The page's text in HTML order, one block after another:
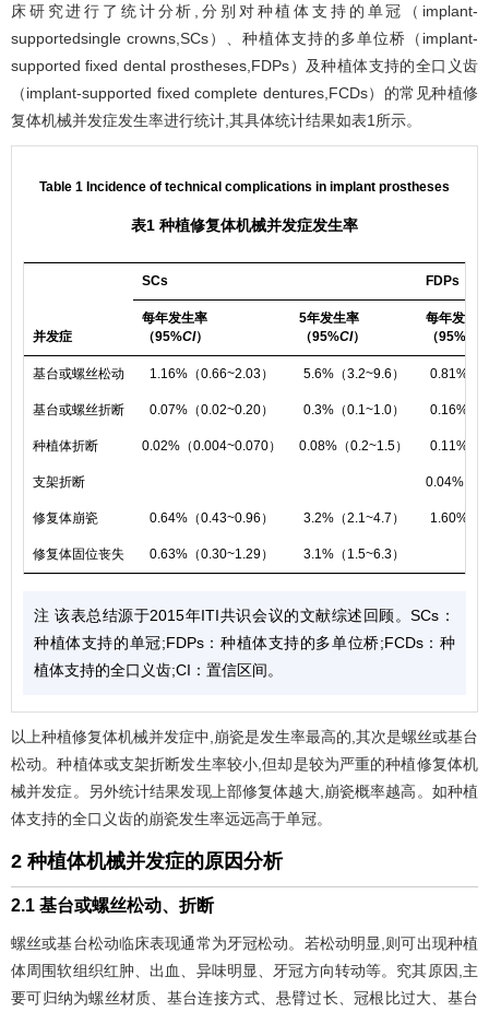
床研究进行了统计分析,分别对种植体支持的单冠（implant-
supportedsingle crowns,SCs）、种植体支持的多单位桥（implant-
supported fixed dental prostheses,FDPs）及种植体支持的全口义齿
（implant-supported fixed complete dentures,FCDs）的常见种植修
复体机械并发症发生率进行统计,其具体统计结果如表1 所示。
Table 1 Incidence of technical complications in implant prostheses
表1 种植修复体机械并发症发生率
并发症
SCs FDPs
每年发生率
（95%CI）
5年发生率
（95%CI）
每年发生
（95%
基台或螺丝松动 1.16%（0.66~2.03） 5.6%（3.2~9.6） 0.81%（
基台或螺丝折断 0.07%（0.02~0.20） 0.3%（0.1~1.0） 0.16%（
种植体折断 0.02%（0.004~0.070） 0.08%（0.2~1.5） 0.11%（
支架折断 0.04%（
修复体崩瓷 0.64%（0.43~0.96） 3.2%（2.1~4.7） 1.60%（
修复体固位丧失 0.63%（0.30~1.29） 3.1%（1.5~6.3）
注 该表总结源于2015年ITI共识会议的文献综述回顾。SCs：
种植体支持的单冠;FDPs：种植体支持的多单位桥;FCDs：种
植体支持的全口义齿;CI：置信区间。
以上种植修复体机械并发症中,崩瓷是发生率最高的,其次是螺丝或基台
松动。种植体或支架折断发生率较小,但却是较为严重的种植修复体机
械并发症。另外统计结果发现上部修复体越大,崩瓷概率越高。如种植
体支持的全口义齿的崩瓷发生率远远高于单冠。
2 种植体机械并发症的原因分析
2.1 基台或螺丝松动、折断
螺丝或基台松动临床表现通常为牙冠松动。若松动明显,则可出现种植
体周围软组织红肿、出血、异味明显、牙冠方向转动等。究其原因,主
要可归纳为螺丝材质、基台连接方式、悬臂过长、冠根比过大、基台